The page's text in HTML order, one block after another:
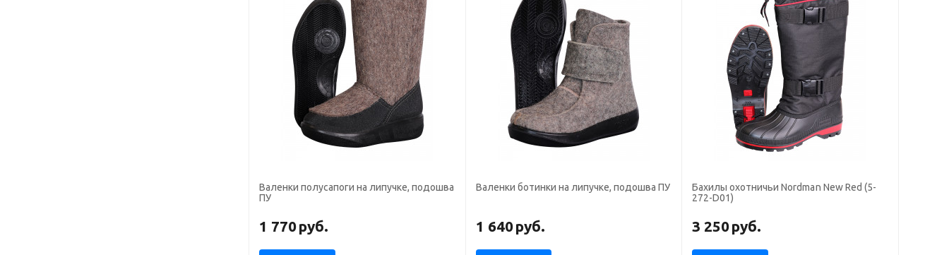
Валенки полусапоги на липучке, подошва
ПУ
1 770руб.
Валенки ботинки на липучке, подошва ПУ
1 640руб.
Бахилы охотничьи Nordman New Red (5-
272-D01)
3 250руб.